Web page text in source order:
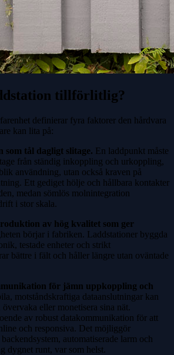
tillförlitlig?
definierar fyra faktorer den hårdvara
kan lita på:
tål dagligt slitage. En laddpunkt måste
från ständig inkoppling och urkoppling,
användning, utan också kraven på
Ett gediget hölje och hållbara kontakter
medan sömlös molnintegration
i stor skala.
av hög kvalitet som ger
börjar i fabriken. Laddstationer byggda
testade enheter och strikt
bättre i fält och håller längre utan oväntade
för jämn uppkoppling och
motståndskraftiga dataanslutningar kan
eller monetisera sina nät.
av robust datakommunikation för att
och responsiva. Det möjliggör
automatiserade larm och
dygnet runt, var som helst.